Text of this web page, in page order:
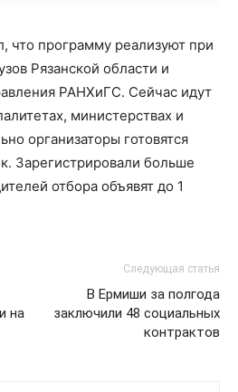
что программу реализуют при
Рязанской области и
РАНХиГС. Сейчас идут
министерствах и
организаторы готовятся
Зарегистрировали больше
отбора объявят до 1
на
Следующая статья
В Ермиши за полгода
заключили 48 социальных
контрактов